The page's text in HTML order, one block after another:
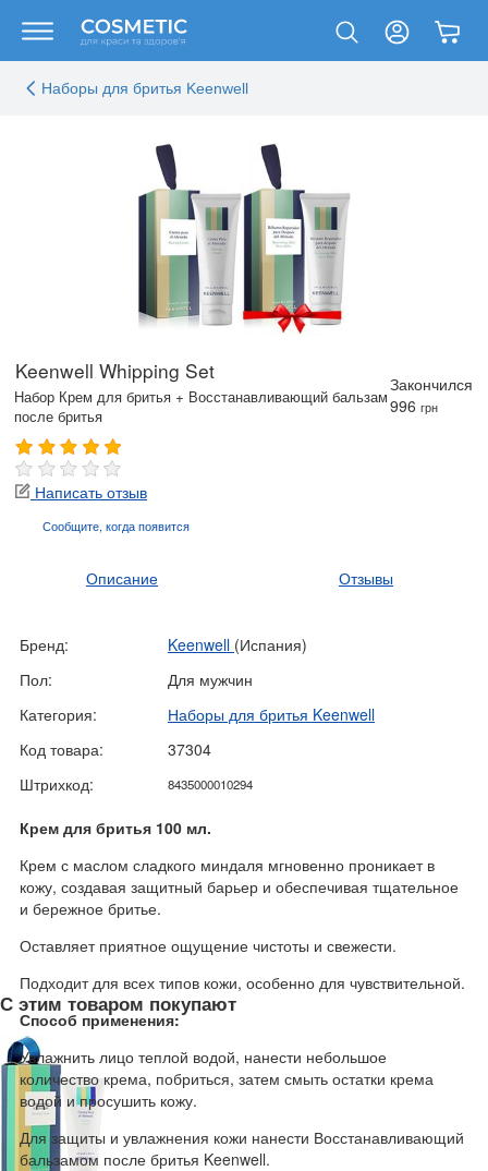
Наборы для бритья Keenwell
Keenwell Whipping Set
Набор Крем для бритья + Восстанавливающий бальзам
после бритья
Закончился
996 грн
Написать отзыв
Сообщите, когдапоявится
Описание Отзывы
Бренд: Keenwell (Испания)
Пол:
Для мужчин
Категория:
Наборы для бритья Keenwell
Код товара:
37304
Штрихкод:
8435000010294
Крем для бритья 100 мл.
Крем с маслом сладкого миндаля мгновенно проникает в
кожу, создавая защитный барьер и обеспечивая тщательное
и бережное бритье.
Оставляет приятное ощущение чистоты и свежести.
Подходит для всех типов кожи, особенно для чувствительной.
Способ применения:
Увлажнить лицо теплой водой, нанести небольшое
количество крема, побриться, затем смыть остатки крема
водой и просушить кожу.
Для защиты и увлажнения кожи нанести Восстанавливающий
бальзамом после бритья Keenwell.
С этим товаром покупают